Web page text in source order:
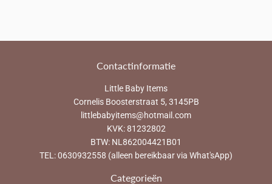
Contactinformatie
Little Baby Items
Cornelis Boosterstraat 5, 3145PB
littlebabyitems@hotmail.com
KVK: 81232802
BTW: NL862004421B01
TEL: 0630932558 (alleen bereikbaar via What'sApp)
Categorieën